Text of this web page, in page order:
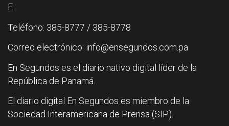
F.
Teléfono: 385-8777 / 385-8778
Correo electrónico: info@ensegundos.com.pa
En Segundos es el diario nativo digital líder de la
República de Panamá.
El diario digital En Segundos es miembro de la
Sociedad Interamericana de Prensa (SIP).